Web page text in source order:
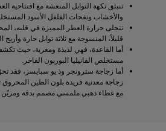
تنبثق نكهة التوابل المنعشة مع
والأخشاب ونفحات الفلفل الأسود
تتجلى حرارة العطر المميزة في قلبه،
قليلاً، المنسوجة مع ثلاثة توابل حارة وأريج
أما القاعدة، فهي لذيذة ومغرية، حيث
مستخلص الفانيليا البوربون الفاخر.
أما زجاجة سترونجر وذ يو سبايسز، فقد
زجاجة معدنية فريدة بلون الطين
مع غطاء ذهبي ملمسي مصمم بدقة ومزيّن